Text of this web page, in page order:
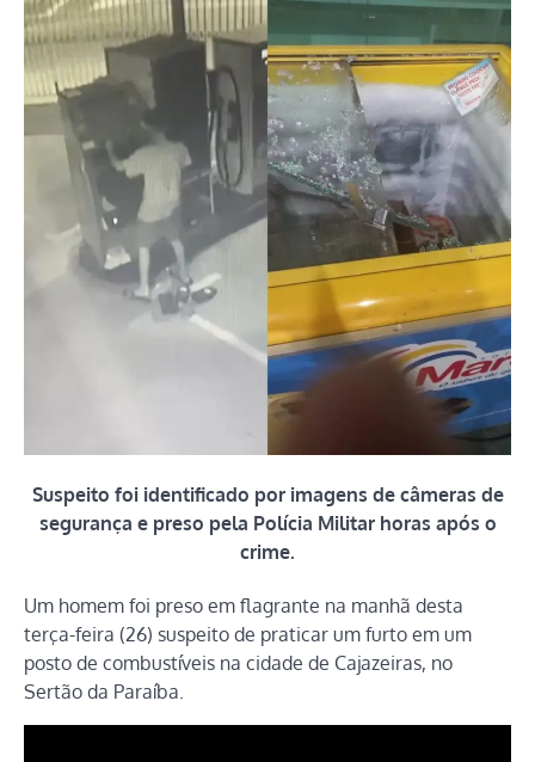
Suspeito foi identificado por imagens de câmeras de
segurança e preso pela Polícia Militar horas após o
crime.
Um homem foi preso em flagrante na manhã desta
terça-feira (26) suspeito de praticar um furto em um
posto de combustíveis na cidade de Cajazeiras, no
Sertão da Paraíba.